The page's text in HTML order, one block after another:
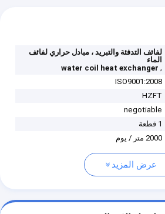
لفائف التدفئة والتبريد ، مبادل حراري لفائف
الماء
,
water coil heat exchanger
ISO9001:2008
HZFT
negotiable
1 قطعة
2000 متر / يوم
عرض المزيد